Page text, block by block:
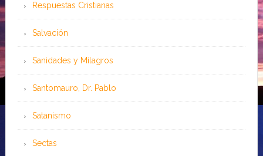
Respuestas Cristianas
Salvación
Sanidades y Milagros
Santomauro, Dr. Pablo
Satanismo
Sectas